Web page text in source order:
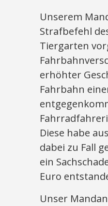
Unserem
Strafbefehl
Tiergarten
erhöhter
Fahrbahn
Diese habe
dabei zu Fall
ein
Euro
Unser